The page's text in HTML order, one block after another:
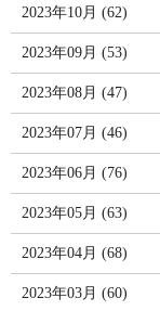
2023年10月 (62)
2023年09月 (53)
2023年08月 (47)
2023年07月 (46)
2023年06月 (76)
2023年05月 (63)
2023年04月 (68)
2023年03月 (60)